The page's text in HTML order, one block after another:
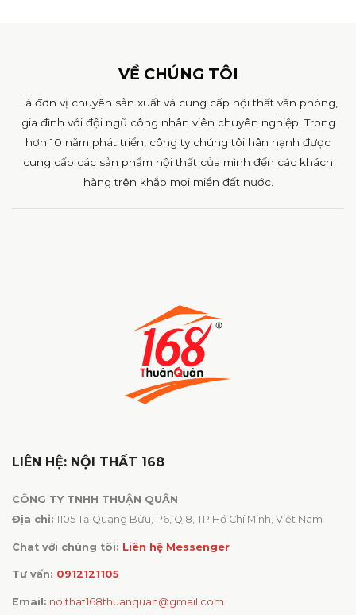
VỀ CHÚNG TÔI
Là đơn vị chuyên sản xuất và cung cấp nội thất văn phòng,
gia đình với đội ngũ công nhân viên chuyên nghiệp. Trong
hơn 10 năm phát triển, công ty chúng tôi hân hạnh được
cung cấp các sản phẩm nội thất của mình đến các khách
hàng trên khắp mọi miền đất nước.
LIÊN HỆ: NỘI THẤT 168
CÔNG TY TNHH THUẬN QUÂN
Địa chỉ: 1105 Tạ Quang Bửu, P6, Q.8, TP.Hồ Chí Minh, Việt Nam
Chat với chúng tôi: Liên hệ Messenger
Tư vấn: 0912121105
Email: noithat168thuanquan@gmail.com